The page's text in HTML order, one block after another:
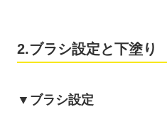
2.ブラシ設定と下塗り
▼ブラシ設定